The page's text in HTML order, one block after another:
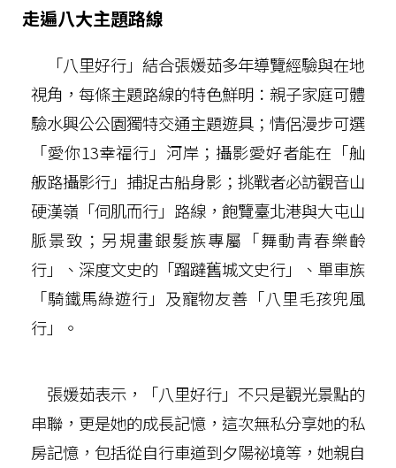
走遍八大主題路線
「八里好行」結合張媛茹多年導覽經驗與在地
視角，每條主題路線的特色鮮明：親子家庭可體
驗水興公公園獨特交通主題遊具；情侶漫步可選
「愛你13幸福行」河岸；攝影愛好者能在「舢
舨路攝影行」捕捉古船身影；挑戰者必訪觀音山
硬漢嶺「伺肌而行」路線，飽覽臺北港與大屯山
脈景致；另規畫銀髮族專屬「舞動青春樂齡
行」、深度文史的「蹓躂舊城文史行」、單車族
「騎鐵馬綠遊行」及寵物友善「八里毛孩兜風
行」。
張媛茹表示，「八里好行」不只是觀光景點的
串聯，更是她的成長記憶，這次無私分享她的私
房記憶，包括從自行車道到夕陽祕境等，她親自